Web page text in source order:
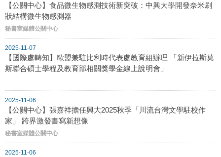
【公關中心】食品微生物感測技術新突破：中興大學開發奈米刷
狀結構微生物感測器
秘書室媒體公關中心
2025-11-07
【國際處轉知】歐盟兼駐比利時代表處教育組辦理 「新伊拉斯莫
斯聯合碩士學程及教育部相關獎學金線上說明會」
2025-11-06
【公關中心】張嘉祥擔任興大2025秋季「川流台灣文學駐校作
家」 跨界激發書寫新想像
秘書室媒體公關中心
2025-11-06